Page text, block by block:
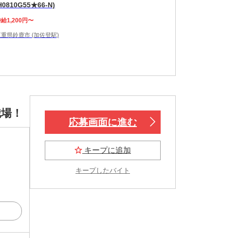
N)
給1,200円〜
重県鈴鹿市 (加佐登駅)
！
応募画面に進む
キープに追加
キープしたバイト